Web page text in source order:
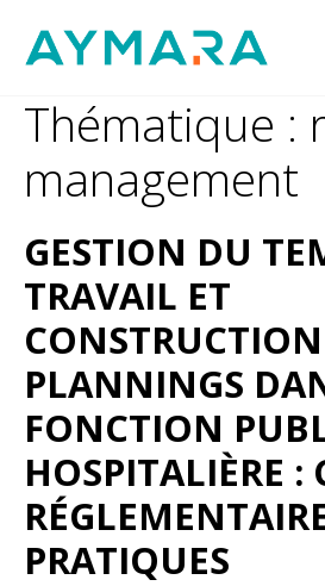
Thématique :
management
GESTION DU
TRAVAIL ET
PLANNINGS
FONCTION
HOSPITALIÈRE :
PRATIQUES